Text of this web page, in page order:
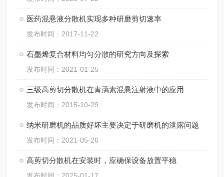
医药混悬液分散机实现多种研磨剪切速率
发布时间：2017-11-22
石墨烯复合材料均匀分散的研究方向及探索
发布时间：2021-01-25
三级高剪切分散机在青薃素混悬注射液中的应用
发布时间：2015-10-29
纳米研磨机的品质好坏主要决定于研磨机的泄露问题
发布时间：2021-05-26
高剪切分散机在安装时，应确保设备放置平稳